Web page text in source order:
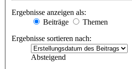
Ergebnisse anzeigen als:
Beiträge
Themen
Ergebnisse sortieren nach:
Absteigend